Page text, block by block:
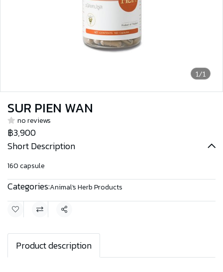
1/1
SUR PIEN WAN
no reviews
฿3,900
Short Description
160 capsule
Categories:Animal's Herb Products
Share
Product description